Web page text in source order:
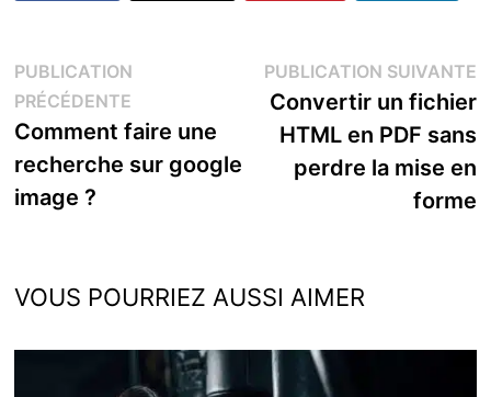
Navigation
de
l’article
PUBLICATION
PRÉCÉDENTEPublication
précédente :
Comment faire une
recherche sur google
image ?
PUBLICATION SUIVANTE
Convertir un fichier
HTML en PDF sans
perdre la mise en
forme
VOUS POURRIEZ AUSSI AIMER